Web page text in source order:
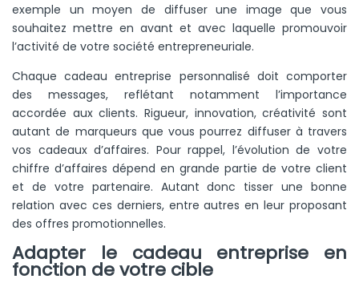
exemple un moyen de diffuser une image que vous
souhaitez mettre en avant et avec laquelle promouvoir
l’activité de votre société entrepreneuriale.
Chaque cadeau entreprise personnalisé doit comporter
des messages, reflétant notamment l’importance
accordée aux clients. Rigueur, innovation, créativité sont
autant de marqueurs que vous pourrez diffuser à travers
vos cadeaux d’affaires. Pour rappel, l’évolution de votre
chiffre d’affaires dépend en grande partie de votre client
et de votre partenaire. Autant donc tisser une bonne
relation avec ces derniers, entre autres en leur proposant
des offres promotionnelles.
Adapter le cadeau entreprise en
fonction de votre cible